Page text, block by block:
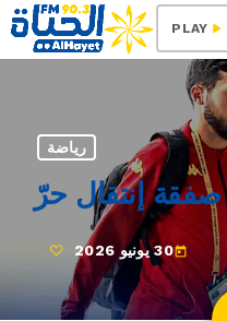
play_arrow
PLAY
رياضة
إنتقال حرّ
today30 يونيو 2026